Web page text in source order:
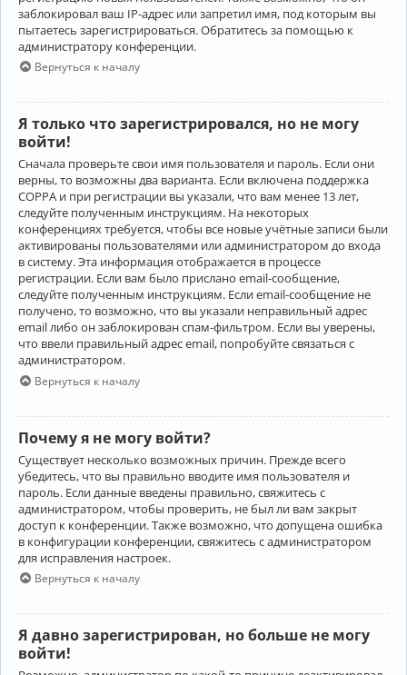
заблокировал ваш IP-адрес или запретил имя, под которым вы
пытаетесь зарегистрироваться. Обратитесь за помощью к
администратору конференции.
Вернуться к началу
Я только что зарегистрировался, но не могу
войти!
Сначала проверьте свои имя пользователя и пароль. Если они
верны, то возможны два варианта. Если включена поддержка
COPPA и при регистрации вы указали, что вам менее 13 лет,
следуйте полученным инструкциям. На некоторых
конференциях требуется, чтобы все новые учётные записи были
активированы пользователями или администратором до входа
в систему. Эта информация отображается в процессе
регистрации. Если вам было прислано email-сообщение,
следуйте полученным инструкциям. Если email-сообщение не
получено, то возможно, что вы указали неправильный адрес
email либо он заблокирован спам-фильтром. Если вы уверены,
что ввели правильный адрес email, попробуйте связаться с
администратором.
Вернуться к началу
Почему я не могу войти?
Существует несколько возможных причин. Прежде всего
убедитесь, что вы правильно вводите имя пользователя и
пароль. Если данные введены правильно, свяжитесь с
администратором, чтобы проверить, не был ли вам закрыт
доступ к конференции. Также возможно, что допущена ошибка
в конфигурации конференции, свяжитесь с администратором
для исправления настроек.
Вернуться к началу
Я давно зарегистрирован, но больше не могу
войти!